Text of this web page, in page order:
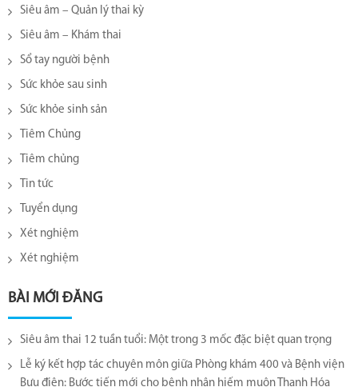
Siêu âm – Quản lý thai kỳ
Siêu âm – Khám thai
Sổ tay người bệnh
Sức khỏe sau sinh
Sức khỏe sinh sản
Tiêm Chủng
Tiêm chủng
Tin tức
Tuyển dụng
Xét nghiệm
Xét nghiệm
BÀI MỚI ĐĂNG
Siêu âm thai 12 tuần tuổi: Một trong 3 mốc đặc biệt quan trọng
Lễ ký kết hợp tác chuyên môn giữa Phòng khám 400 và Bệnh viện
Bưu điện: Bước tiến mới cho bệnh nhân hiếm muộn Thanh Hóa